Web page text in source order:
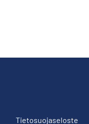
Tietosuojaseloste